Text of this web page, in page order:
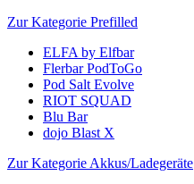
Zur Kategorie Prefilled
ELFA by Elfbar
Flerbar PodToGo
Pod Salt Evolve
RIOT SQUAD
Blu Bar
dojo Blast X
Zur Kategorie Akkus/Ladegeräte